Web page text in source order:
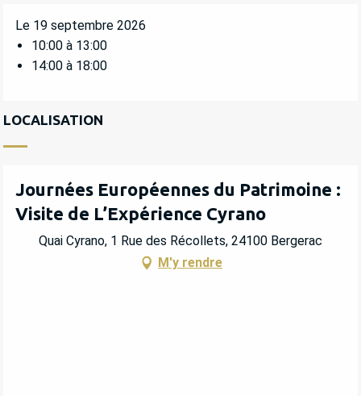
Le 19 septembre 2026
10:00 à 13:00
14:00 à 18:00
LOCALISATION
Journées Européennes du Patrimoine :
Visite de L’Expérience Cyrano
Quai Cyrano, 1 Rue des Récollets, 24100 Bergerac
M'y rendre